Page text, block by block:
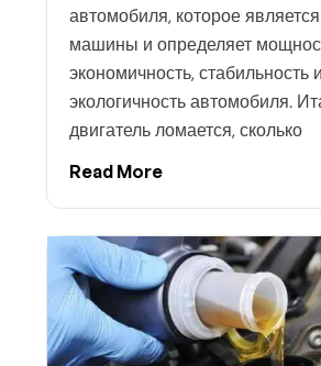
автомобиля, которое
машины и определяет
экономичность, стабильность и
экологичность автомобиля.
двигатель ломается, сколько
Read More